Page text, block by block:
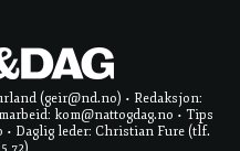
(geir@nd.no) • Redaksjon:
kom@nattogdag.no • Tips
• Daglig leder: Christian Fure (tlf.